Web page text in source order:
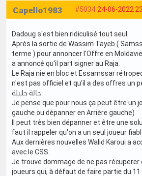
#5034 24-06-2022
Capello1983
Dadoug s'est bien ridiculisé tout seul.
Aprés la sortie de Wassim Tayeb (
terme ) pour annoncer l'Offre en
a annoncé qu'il part signer au Raja.
Le Raja nie en bloc et Essamssar
n'est pas officiel et qu'il a des offres un
حالة حليلة
Je pense que pour nous ça peut être un
gauche ou dépanner en Arrière gauche)
Il peut très bien dépanner et être une
faut il rappeler qu'on a un seul joueur
Aux dernières nouvelles Walid Karoui a
avec le CSS.
Je trouve dommage de ne pas
joueurs qui, à défaut de faire partie du